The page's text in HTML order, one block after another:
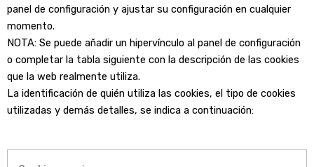
panel de configuración y ajustar su configuración en cualquier
momento.
NOTA: Se puede añadir un hipervínculo al panel de configuración
o completar la tabla siguiente con la descripción de las cookies
que la web realmente utiliza.
La identificación de quién utiliza las cookies, el tipo de cookies
utilizadas y demás detalles, se indica a continuación: